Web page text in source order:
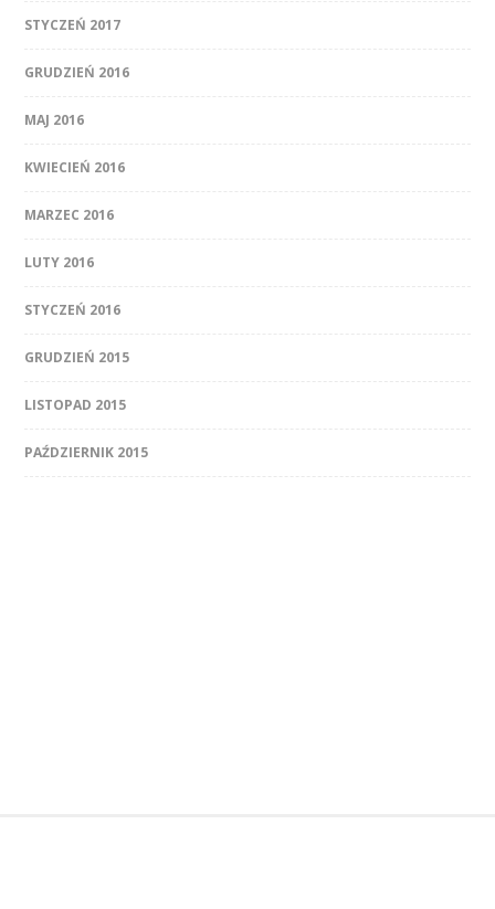
STYCZEŃ 2017
GRUDZIEŃ 2016
MAJ 2016
KWIECIEŃ 2016
MARZEC 2016
LUTY 2016
STYCZEŃ 2016
GRUDZIEŃ 2015
LISTOPAD 2015
PAŹDZIERNIK 2015